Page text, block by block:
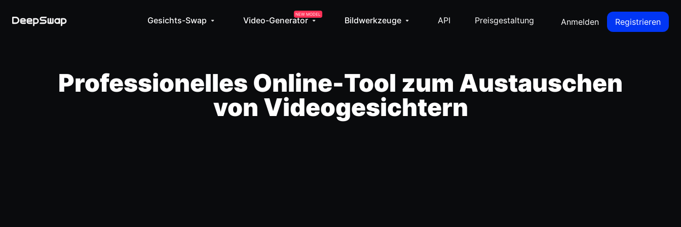
Gesichts-Swap Video-Generator
NEW MODEL
Bildwerkzeuge API Preisgestaltung Anmelden Registrieren
Professionelles Online-Tool zum Austauschen
von Videogesichtern